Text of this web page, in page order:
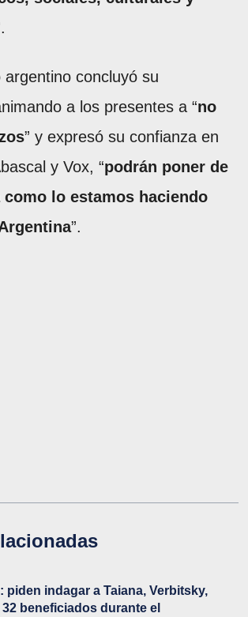
argentino concluyó su
a los presentes a “no
” y expresó su confianza en
y Vox, “podrán poner de
como lo estamos haciendo
”.
piden indagar a Taiana, Verbitsky,
beneficiados durante el